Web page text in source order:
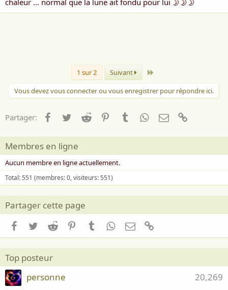
rire)
chaleur ... normal que la lune ait fondu pour lui 🌛🌛🌛
1 sur 2 Suivant
Vous devez vous connecter ou vous enregistrer pour répondre ici.
Partager: Facebook
TwitterReddit PinterestTumblrWhatsApp
Email
Membres en ligne
Aucun membre en ligne actuellement.
Total: 551 (membres: 0, visiteurs: 551)
Partager cette page
Facebook
TwitterReddit PinterestTumblrWhatsApp
Email
Top posteur
20,269
personne